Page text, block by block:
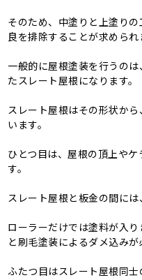
そのため、中塗りと上塗り
良を排除することが求められ
一般的に屋根塗装を行うの
たスレート屋根になります。
スレート屋根はその形状か
います。
ひとつ目は、屋根の頂上や
す。
スレート屋根と板金の間には
ローラーだけでは塗料が入
と刷毛塗装によるダメ込みが
ふたつ目はスレート屋根同士